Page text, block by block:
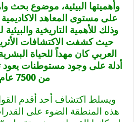
وأهميتها البيئية، موضوع بحث
على مستوى المعاهد الاكاديمية
وذلك للأهمية التاريخية
حيث كشفت الاكتشافات
العربي كان مهداً للحياة
أدلة على وجود مستوطنات يعود
من 7500 عام.
ويسلط اكتشاف أحد أقدم
هذه المنطقة الضوء على